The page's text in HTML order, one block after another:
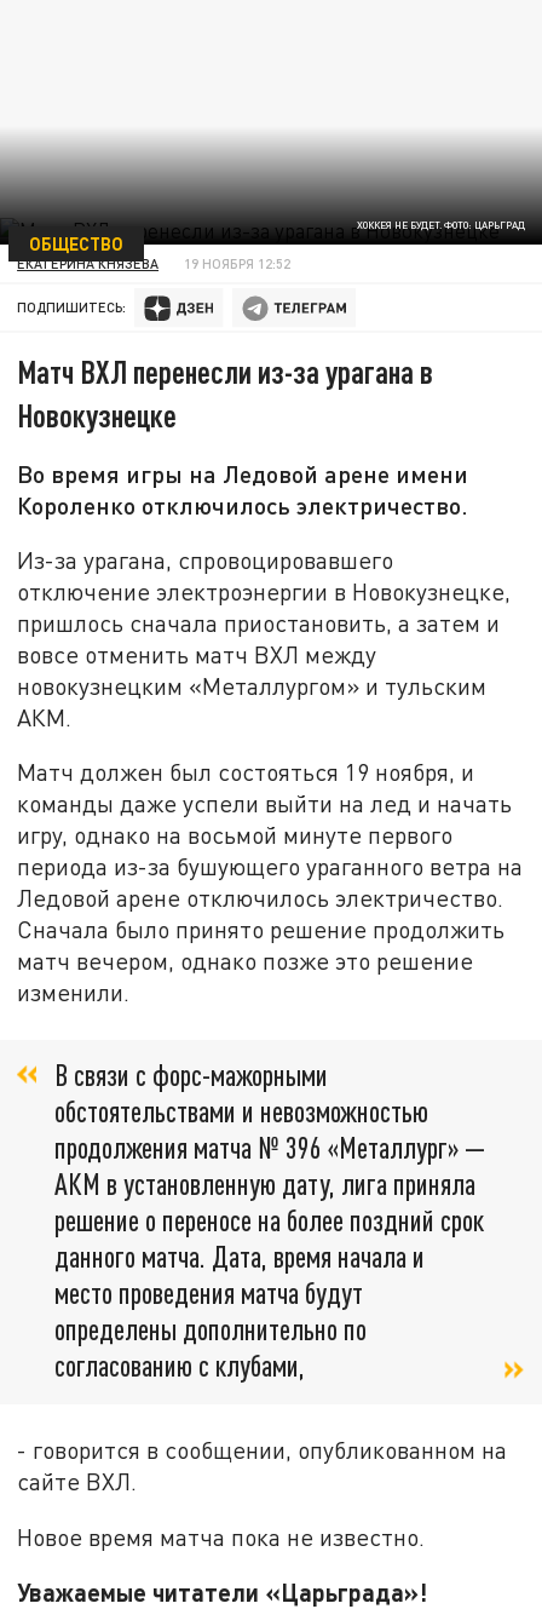
ХОККЕЯ НЕ БУДЕТ. ФОТО: ЦАРЬГРАД
ОБЩЕСТВО
ЕКАТЕРИНА КНЯЗЕВА 19 НОЯБРЯ 12:52
ПОДПИШИТЕСЬ:
Матч ВХЛ перенесли из-за урагана в
Новокузнецке
Во время игры на Ледовой арене имени
Короленко отключилось электричество.
Из-за урагана, спровоцировавшего
отключение электроэнергии в Новокузнецке,
пришлось сначала приостановить, а затем и
вовсе отменить матч ВХЛ между
новокузнецким «Металлургом» и тульским
АКМ.
Матч должен был состояться 19 ноября, и
команды даже успели выйти на лед и начать
игру, однако на восьмой минуте первого
периода из-за бушующего ураганного ветра на
Ледовой арене отключилось электричество.
Сначала было принято решение продолжить
матч вечером, однако позже это решение
изменили.
В связи с форс-мажорными
обстоятельствами и невозможностью
продолжения матча № 396 «Металлург» —
АКМ в установленную дату, лига приняла
решение о переносе на более поздний срок
данного матча. Дата, время начала и
место проведения матча будут
определены дополнительно по
согласованию с клубами,
- говорится в сообщении, опубликованном на
сайте ВХЛ.
Новое время матча пока не известно.
Уважаемые читатели «Царьграда»!